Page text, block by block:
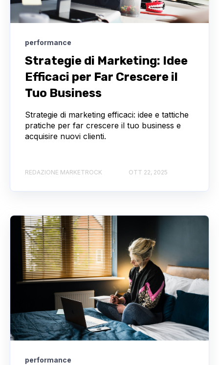
performance
Strategie di Marketing: Idee
Efficaci per Far Crescere il
Tuo Business
Strategie di marketing efficaci: idee e tattiche
pratiche per far crescere il tuo business e
acquisire nuovi clienti.
REDAZIONE MARKETROCK OTT 22, 2025
performance